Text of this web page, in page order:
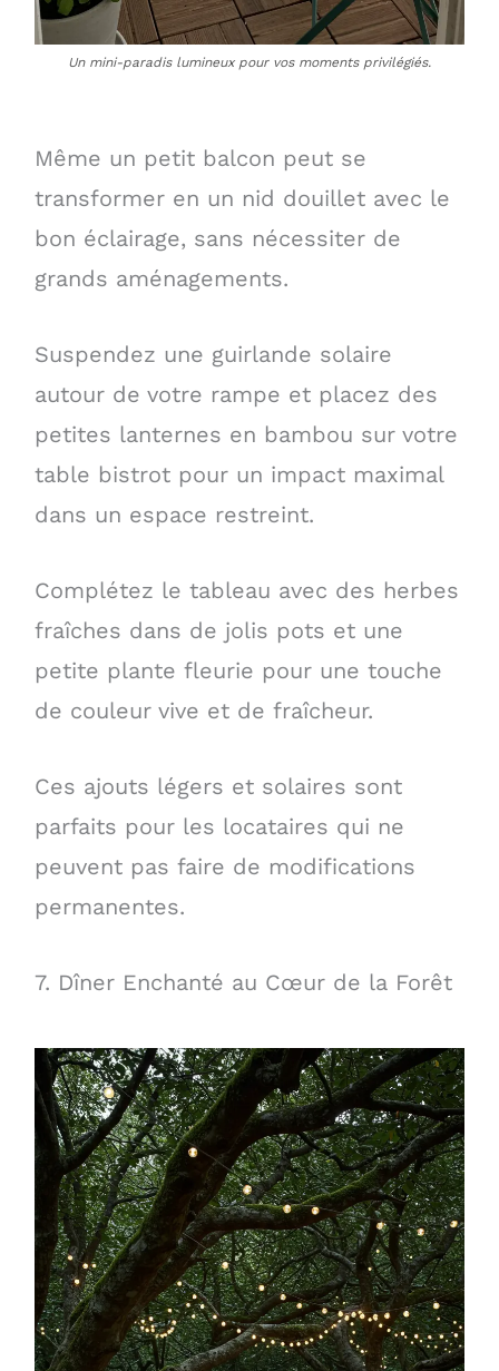
Un mini-paradis lumineux pour vos moments privilégiés.
Même un petit balcon peut se
transformer en un nid douillet avec le
bon éclairage, sans nécessiter de
grands aménagements.
Suspendez une guirlande solaire
autour de votre rampe et placez des
petites lanternes en bambou sur votre
table bistrot pour un impact maximal
dans un espace restreint.
Complétez le tableau avec des herbes
fraîches dans de jolis pots et une
petite plante fleurie pour une touche
de couleur vive et de fraîcheur.
Ces ajouts légers et solaires sont
parfaits pour les locataires qui ne
peuvent pas faire de modifications
permanentes.
7. Dîner Enchanté au Cœur de la Forêt